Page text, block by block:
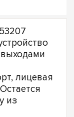
лицевая
из